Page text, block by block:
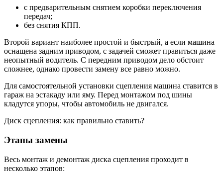
с предварительным снятием коробки переключения
передач;
без снятия КПП.
Второй вариант наиболее простой и быстрый, а если машина
оснащена задним приводом, с задачей сможет правиться даже
неопытный водитель. С передним приводом дело обстоит
сложнее, однако провести замену все равно можно.
Для самостоятельной установки сцепления машина ставится в
гараж на эстакаду или яму. Перед монтажом под шины
кладутся упоры, чтобы автомобиль не двигался.
Диск сцепления: как правильно ставить?
Этапы замены
Весь монтаж и демонтаж диска сцепления проходит в
несколько этапов: